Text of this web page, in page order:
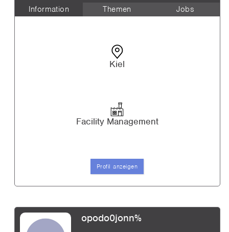
Information Themen Jobs
Kiel
Facility Management
Profil anzeigen
opodo0jonn%